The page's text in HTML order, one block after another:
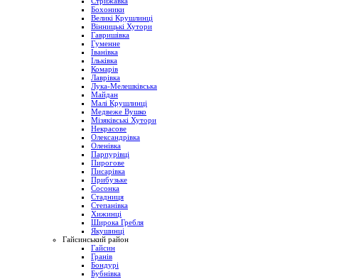
Бохоники
Великі Крушлинці
Вінницькі Хутори
Гавришівка
Гуменне
Іванівка
Ільківка
Комарів
Лаврівка
Лука-Мелешківська
Майдан
Малі Крушлинці
Медвеже Вушко
Мізяківські Хутори
Некрасове
Олександрівка
Оленівка
Парпурівці
Пирогове
Писарівка
Прибузьке
Сосонка
Стадниця
Степанівка
Хижинці
Широка Гребля
Якушинці
Гайсинський район
Гайсин
Гранів
Бондурі
Бубнівка